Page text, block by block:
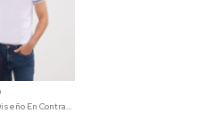
Polo Con Diseño En Contraste